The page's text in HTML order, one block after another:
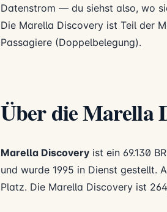
Datenstrom — du siehst also, wo
Die Marella Discovery ist Teil der
Passagiere (Doppelbelegung).
Über die Marella
Marella Discovery ist ein 69.130
und wurde 1995 in Dienst gestellt.
Platz. Die Marella Discovery ist